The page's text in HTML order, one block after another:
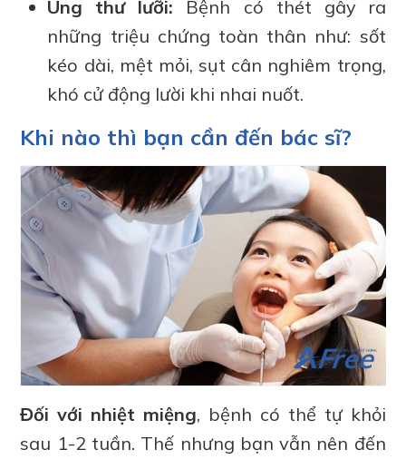
Ung thư lưỡi: Bệnh có thét gây ra
những triệu chứng toàn thân như: sốt
kéo dài, mệt mỏi, sụt cân nghiêm trọng,
khó cử động lười khi nhai nuốt.
Khi nào thì bạn cần đến bác sĩ?
Đối với nhiệt miệng, bệnh có thể tự khỏi
sau 1-2 tuần. Thế nhưng bạn vẫn nên đến